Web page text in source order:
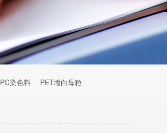
PC染色料 PET增白母粒